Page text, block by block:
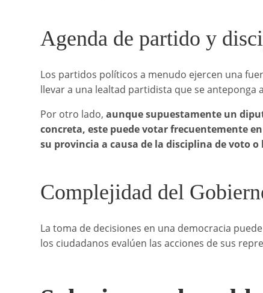
Agenda de partido y
Los partidos políticos a menudo ejercen una
llevar a una lealtad partidista que se anteponga
Por otro lado,aunque supuestamente un
concreta, este puede votar frecuentemente
su provincia a causa de la disciplina de voto
Complejidad del
La toma de decisiones en una democracia
los ciudadanos evalúen las acciones de sus